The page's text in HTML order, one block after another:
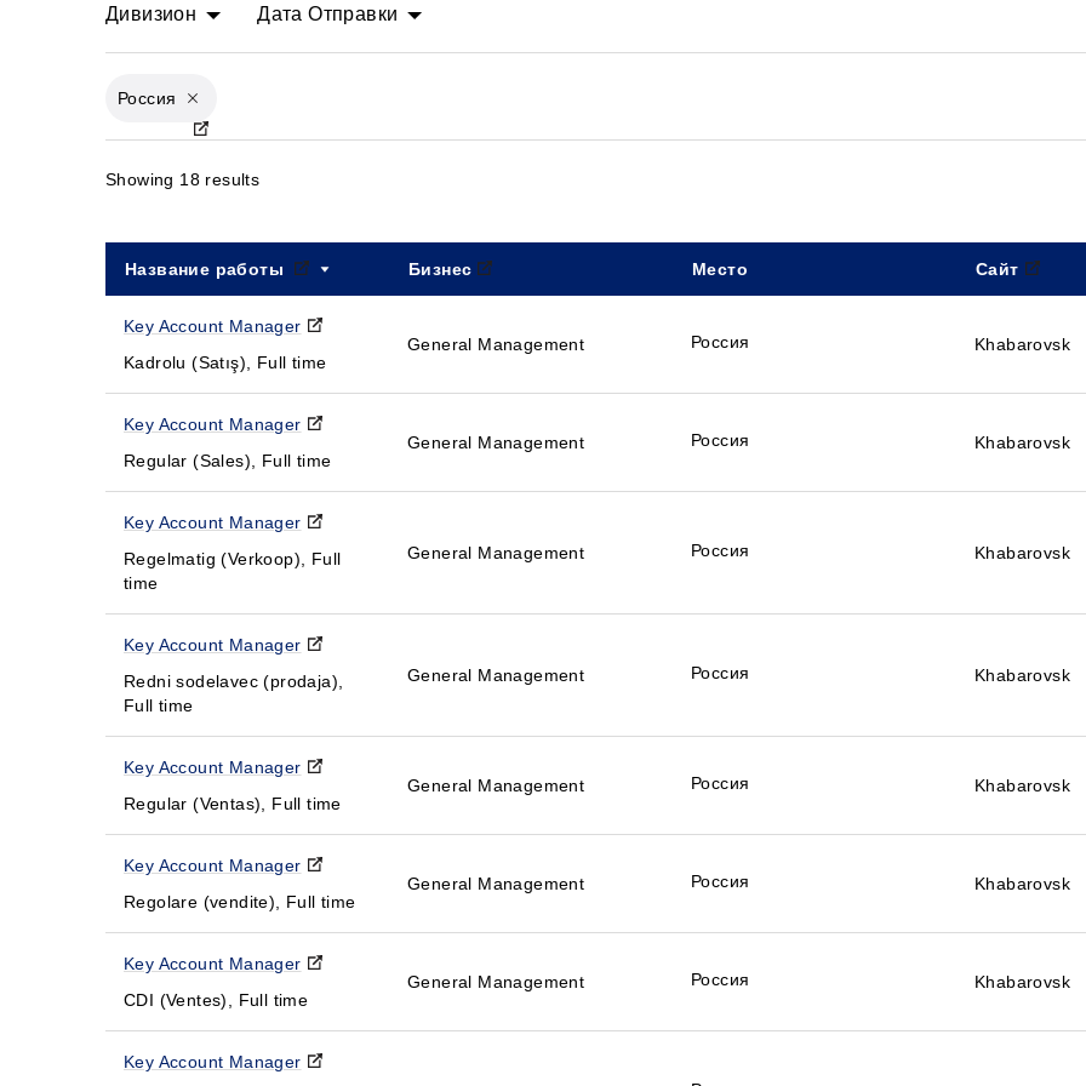
Дивизион Дата Отправки
Россия X
Showing 18 results
Название работы Сортировать по возрастанию
Бизнес Место Сайт
Key Account Manager
Kadrolu (Satış), Full time
General Management Россия Khabarovsk
Key Account Manager
Regular (Sales), Full time
General Management Россия Khabarovsk
Key Account Manager
Regelmatig (Verkoop), Full
time
General Management Россия Khabarovsk
Key Account Manager
Redni sodelavec (prodaja),
Full time
General Management Россия Khabarovsk
Key Account Manager
Regular (Ventas), Full time
General Management Россия Khabarovsk
Key Account Manager
Regolare (vendite), Full time
General Management Россия Khabarovsk
Key Account Manager
CDI (Ventes), Full time
General Management Россия Khabarovsk
Key Account Manager